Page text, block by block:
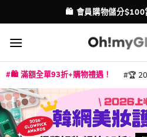
to
content
🛍️ 會員購物儲分
🛍️ 滿額全單93折+購物禮遇！ 🏆